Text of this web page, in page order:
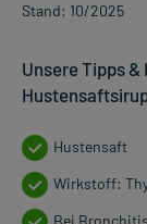
Stand: 10/2025
Unsere Tipps
Hustensaft
Wirkstoff:
Bei